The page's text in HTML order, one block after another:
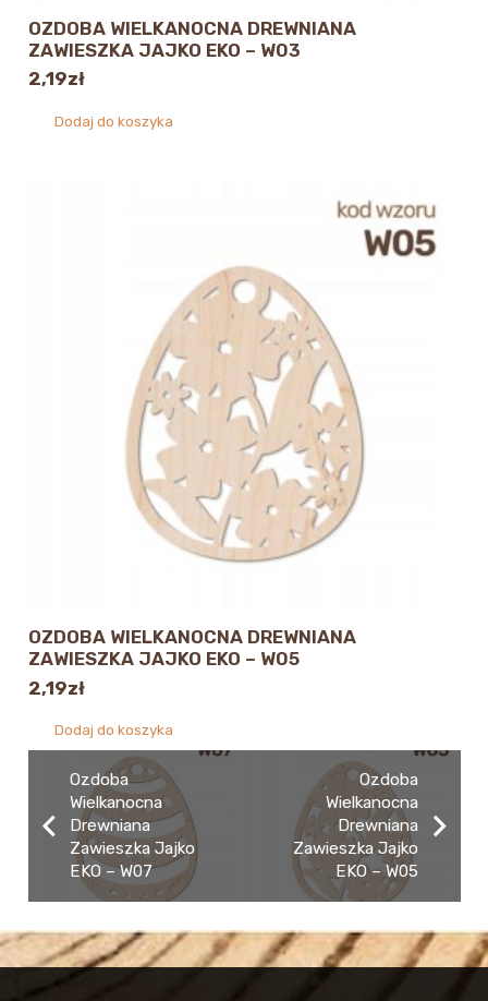
OZDOBA WIELKANOCNA DREWNIANA
ZAWIESZKA JAJKO EKO – W03
2,19zł
Dodaj do koszyka
OZDOBA WIELKANOCNA DREWNIANA
ZAWIESZKA JAJKO EKO – W05
2,19zł
Dodaj do koszyka
Ozdoba
Wielkanocna
Drewniana
Zawieszka Jajko
EKO – W07
Ozdoba
Wielkanocna
Drewniana
Zawieszka Jajko
EKO – W05